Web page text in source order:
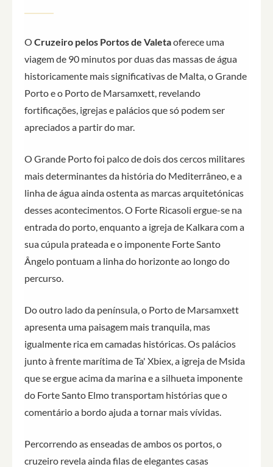
O Cruzeiro pelos Portos de Valetaoferece uma
viagem de 90 minutos por duas das massas de água
historicamente mais significativas de Malta, o Grande
Porto e o Porto de Marsamxett, revelando
fortificações, igrejas e palácios que só podem ser
apreciados a partir do mar.
O Grande Porto foi palco de dois dos cercos militares
mais determinantes da história do Mediterrâneo, e a
linha de água ainda ostenta as marcas arquitetónicas
desses acontecimentos. O Forte Ricasoli ergue-se na
entrada do porto, enquanto a igreja de Kalkara com a
sua cúpula prateada e o imponente Forte Santo
Ângelo pontuam a linha do horizonte ao longo do
percurso.
Do outro lado da península, o Porto de Marsamxett
apresenta uma paisagem mais tranquila, mas
igualmente rica em camadas históricas. Os palácios
junto à frente marítima de Ta' Xbiex, a igreja de Msida
que se ergue acima da marina e a silhueta imponente
do Forte Santo Elmo transportam histórias que o
comentário a bordo ajuda a tornar mais vívidas.
Percorrendo as enseadas de ambos os portos, o
cruzeiro revela ainda filas de elegantes casas